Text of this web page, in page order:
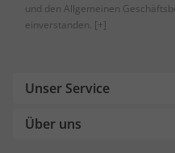
und den Allgemeinen
einverstanden. [+]
Unser Service
Über uns